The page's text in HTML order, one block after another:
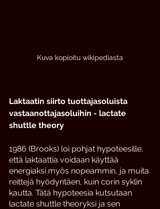
Kuva kopioitu wikipediasta
Laktaatin siirto tuottajasoluista
vastaanottajasoluihin - lactate
shuttle theory
1986 (Brooks) loi pohjat hypoteesille,
että laktaattia voidaan käyttää
energiaksi myös nopeammin, ja muita
reittejä hyödyntäen, kuin corin syklin
kautta. Tätä hypoteesia kutsutaan
lactate shuttle theoryksi ja sen